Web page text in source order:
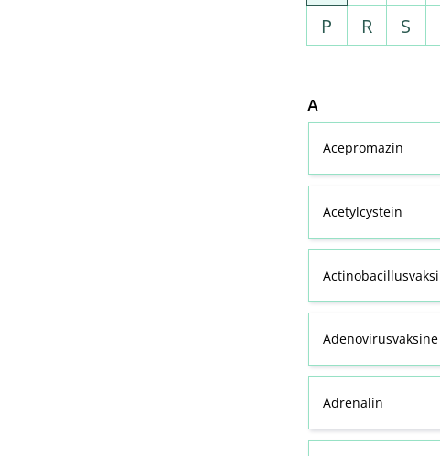
P
R S
A
Acepromazin
Acetylcystein
Adenovirusvaksine
Adrenalin